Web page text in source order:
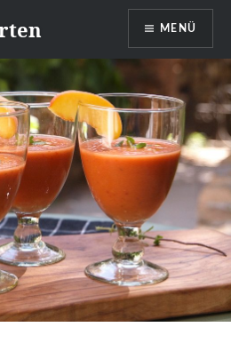
MENÜ